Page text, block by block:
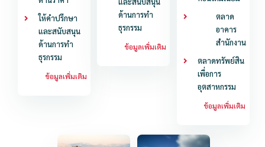
ให้คำปรึกษา
และสนับสนุน
ด้านการทำ
ธุรกรรม
ข้อมูลเพิ่มเติม
ด้านการทำ
ธุรกรรม
ข้อมูลเพิ่มเติม
ตลาด
อาคาร
สำนักงาน
ตลาดทรัพย์สิน
เพื่อการ
อุตสาหกรรม
ข้อมูลเพิ่มเติม